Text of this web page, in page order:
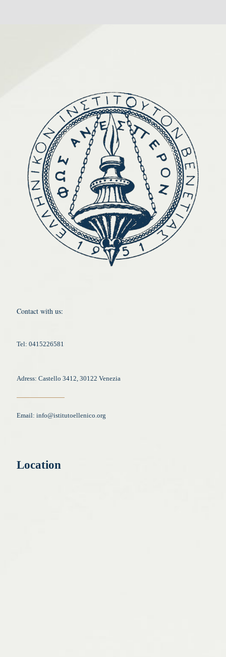
Contact with us:
Tel: 0415226581
Adress: Castello 3412, 30122 Venezia
Email: info@istitutoellenico.org
Location